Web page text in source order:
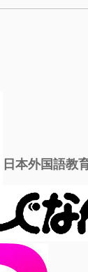
日本外国語教